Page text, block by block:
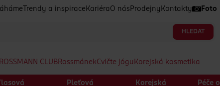
Trendy a inspirace Kariéra O nás Prodejny Kontakty Foto
HLEDAT
ROSSMANN CLUBRossmánekCvičte jógu Korejská kosmetika
Pleťová
Korejská
Péče o